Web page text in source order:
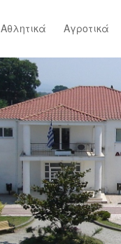
Αθλητικά Αγροτικά